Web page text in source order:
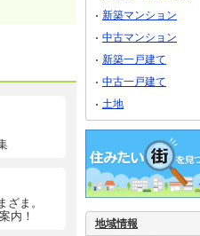
ま。
内！
新築マンション
中古マンション
新築一戸建て
中古一戸建て
土地
地域情報